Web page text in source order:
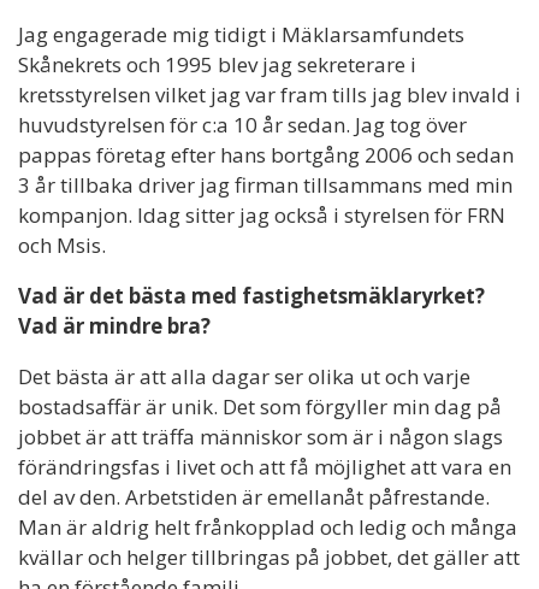
Jag engagerade mig tidigt i Mäklarsamfundets
Skånekrets och 1995 blev jag sekreterare i
kretsstyrelsen vilket jag var fram tills jag blev invald i
huvudstyrelsen för c:a 10 år sedan. Jag tog över
pappas företag efter hans bortgång 2006 och sedan
3 år tillbaka driver jag firman tillsammans med min
kompanjon. Idag sitter jag också i styrelsen för FRN
och Msis.
Vad är det bästa med fastighetsmäklaryrket?
Vad är mindre bra?
Det bästa är att alla dagar ser olika ut och varje
bostadsaffär är unik. Det som förgyller min dag på
jobbet är att träffa människor som är i någon slags
förändringsfas i livet och att få möjlighet att vara en
del av den. Arbetstiden är emellanåt påfrestande.
Man är aldrig helt frånkopplad och ledig och många
kvällar och helger tillbringas på jobbet, det gäller att